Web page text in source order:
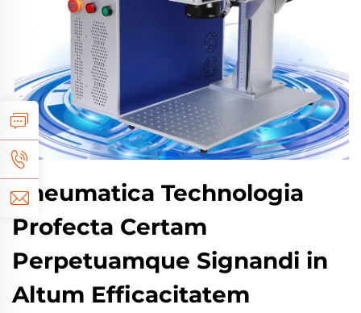
Pneumatica Technologia
Profecta Certam
Perpetuamque Signandi in
Altum Efficacitatem